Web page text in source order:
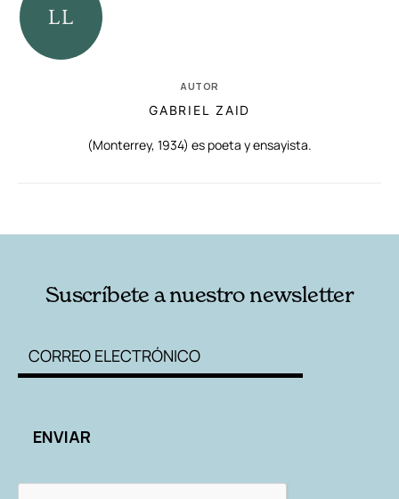
AUTOR
GABRIEL ZAID
(Monterrey, 1934) es poeta y ensayista.
Suscríbete a nuestro newsletter